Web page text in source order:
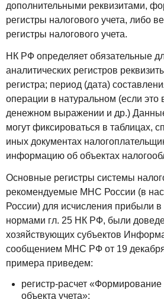
дополнительными реквизитами,
регистры налогового учета, либо
регистры налогового учета.
НК РФ определяет обязательные
аналитических регистров
регистра; период (дата)
операции в натуральном (если это
денежном выражении и др.) Данные
могут фиксироваться в таблицах,
иных документах
информацию об объектах
Основные регистры системы
рекомендуемые МНС России (в
России) для исчисления прибыли в
нормами гл. 25 НК РФ, были
хозяйствующих субъектов
сообщением МНС РФ от 19 декабря
примера приведем:
регистр-расчет «Формирование
объекта учета»;